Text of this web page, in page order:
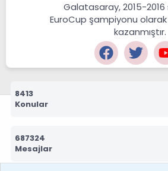
Galatasaray, 2015-
EuroCup şampiyonu olarak
kazanmıştır.
8413
Konular
687324
Mesajlar